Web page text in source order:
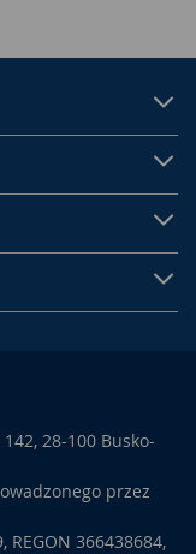
28-100 Busko-
przez
REGON 366438684,